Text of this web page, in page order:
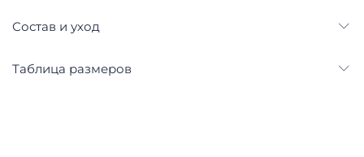
Состав и уход
Таблица размеров